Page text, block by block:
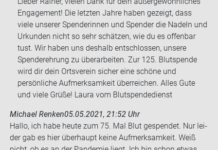
Engagement! Die letzten Jahre haben gezeigt, dass
viele unserer Spenderinnen und Spender die Nadeln und
Urkunden nicht so sehr schätzen, wie du es offenbar
tust. Wir haben uns deshalb entschlossen, unsere
Spenderehrung zu überarbeiten. Zur 125. Blutspende
wird dir dein Ortsverein sicher eine schöne und
persönliche Aufmerksamkeit überreichen. Alles Gute
und viele Grüße! Laura vom Blutspendedienst
Michael Renken05.05.2021, 21:52 Uhr
Hallo, ich habe heute zum 75. Mal Blut ge­spen­det. Nur lei­
der gab es hier über­haupt keine Auf­merk­sam­keit. Weiß